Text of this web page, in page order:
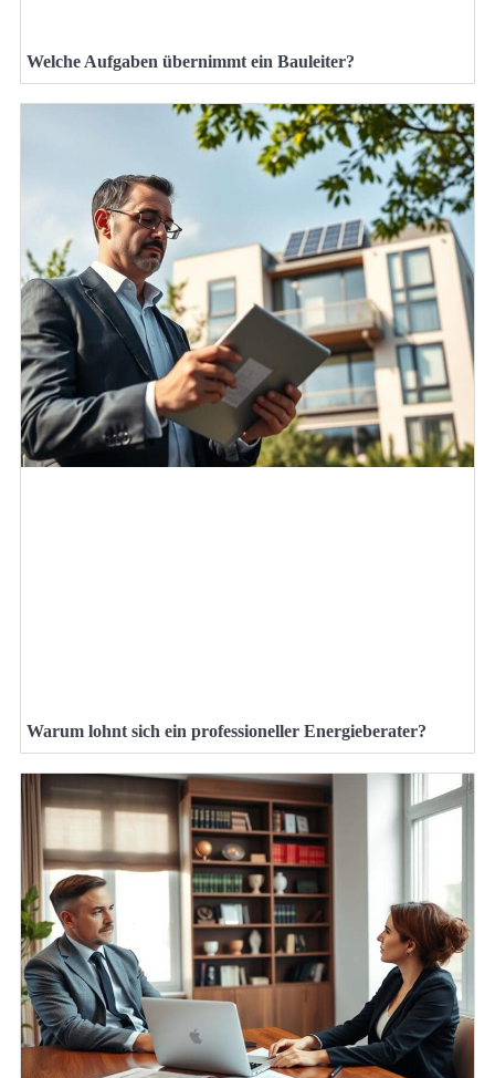
Welche Aufgaben übernimmt ein Bauleiter?
Warum lohnt sich ein professioneller Energieberater?